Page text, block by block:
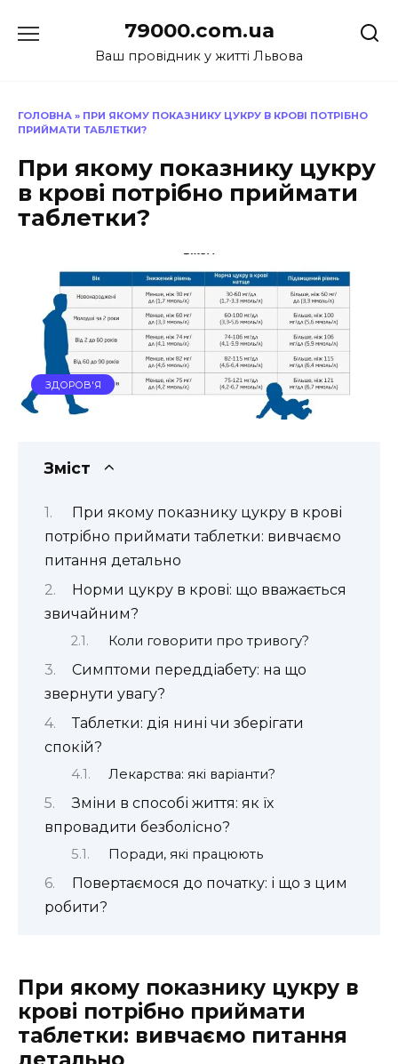
до
79000.com.ua
Ваш провідник у житті Львова
ГОЛОВНА » ПРИ ЯКОМУ ПОКАЗНИКУ ЦУКРУ В КРОВІ ПОТРІБНО
ПРИЙМАТИ ТАБЛЕТКИ?
При якому показнику цукру
в крові потрібно приймати
таблетки?
ЗДОРОВ'Я
Зміст
При якому показнику цукру в крові
потрібно приймати таблетки: вивчаємо
питання детально
Норми цукру в крові: що вважається
звичайним?
Коли говорити про тривогу?
Симптоми переддіабету: на що
звернути увагу?
Таблетки: дія нині чи зберігати
спокій?
Лекарства: які варіанти?
Зміни в способі життя: як їх
впровадити безболісно?
Поради, які працюють
Повертаємося до початку: і що з цим
робити?
При якому показнику цукру в
крові потрібно приймати
таблетки: вивчаємо питання